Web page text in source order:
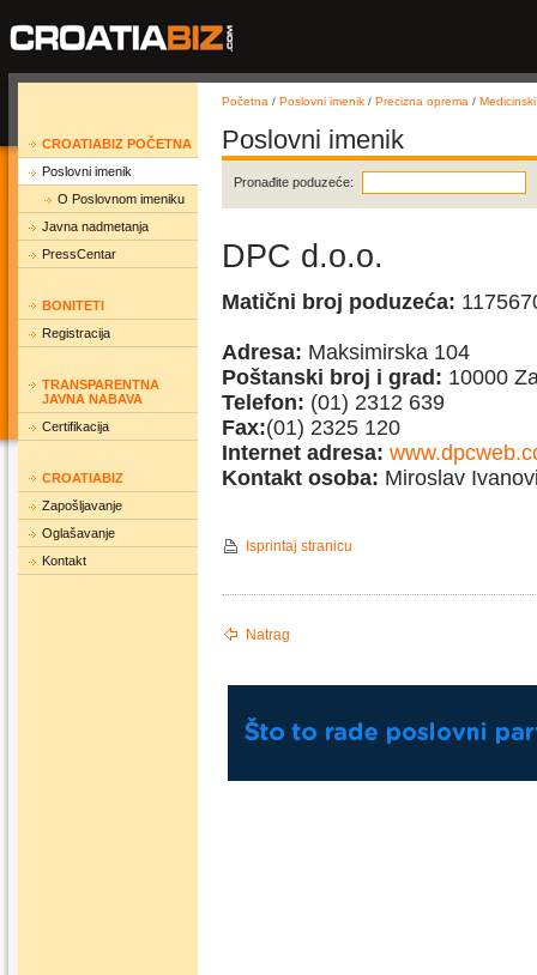
CROATIABIZ POČETNA
Poslovni imenik
O Poslovnom imeniku
Javna nadmetanja
PressCentar
BONITETI
Registracija
TRANSPARENTNA
JAVNA NABAVA
Certifikacija
CROATIABIZ
Zapošljavanje
Oglašavanje
Kontakt
Početna / Poslovni imenik / Precizna oprema /
Poslovni imenik
Pronađite poduzeće:
DPC d.o.o.
Matični broj poduzeća:
Adresa: Maksimirska 104
Poštanski broj i grad: 10000
Telefon: (01) 2312 639
Fax:(01) 2325 120
Internet adresa:
Kontakt osoba: Miroslav
Isprintaj stranicu
Natrag